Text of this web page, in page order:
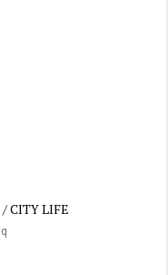
CITY LIFE